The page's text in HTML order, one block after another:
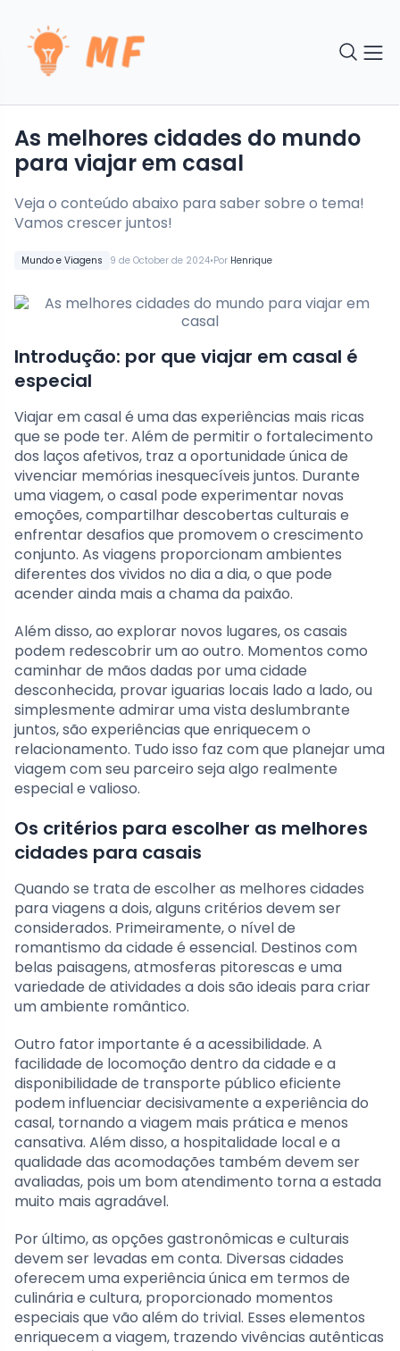
Mundo e Viagens 9 de October de 2024•Por Henrique
As melhores cidades do mundo
para viajar em casal
Veja o conteúdo abaixo para saber sobre o tema!
Vamos crescer juntos!
Introdução: por que viajar em casal é
especial
Viajar em casal é uma das experiências mais ricas
que se pode ter. Além de permitir o fortalecimento
dos laços afetivos, traz a oportunidade única de
vivenciar memórias inesquecíveis juntos. Durante
uma viagem, o casal pode experimentar novas
emoções, compartilhar descobertas culturais e
enfrentar desafios que promovem o crescimento
conjunto. As viagens proporcionam ambientes
diferentes dos vividos no dia a dia, o que pode
acender ainda mais a chama da paixão.
Além disso, ao explorar novos lugares, os casais
podem redescobrir um ao outro. Momentos como
caminhar de mãos dadas por uma cidade
desconhecida, provar iguarias locais lado a lado, ou
simplesmente admirar uma vista deslumbrante
juntos, são experiências que enriquecem o
relacionamento. Tudo isso faz com que planejar uma
viagem com seu parceiro seja algo realmente
especial e valioso.
Os critérios para escolher as melhores
cidades para casais
Quando se trata de escolher as melhores cidades
para viagens a dois, alguns critérios devem ser
considerados. Primeiramente, o nível de
romantismo da cidade é essencial. Destinos com
belas paisagens, atmosferas pitorescas e uma
variedade de atividades a dois são ideais para criar
um ambiente romântico.
Outro fator importante é a acessibilidade. A
facilidade de locomoção dentro da cidade e a
disponibilidade de transporte público eficiente
podem influenciar decisivamente a experiência do
casal, tornando a viagem mais prática e menos
cansativa. Além disso, a hospitalidade local e a
qualidade das acomodações também devem ser
avaliadas, pois um bom atendimento torna a estada
muito mais agradável.
Por último, as opções gastronômicas e culturais
devem ser levadas em conta. Diversas cidades
oferecem uma experiência única em termos de
culinária e cultura, proporcionado momentos
especiais que vão além do trivial. Esses elementos
enriquecem a viagem, trazendo vivências autênticas